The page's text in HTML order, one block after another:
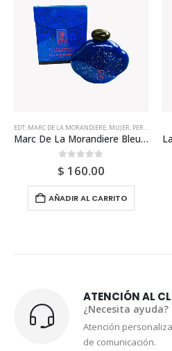
EDT MARC DE LA MORANDIERE MUJER PERFUME
Marc De La Morandiere Bleu De Chine Edt 100ml Para Mujer
0 out of 5
$ 160.00
AÑADIR AL CARRITO
ATENCIÓN AL
¿Necesita ayuda?
Atención
de comunicación.